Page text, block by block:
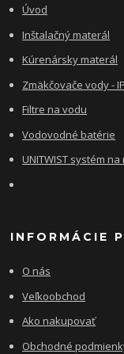
Úvod
Inštalačný materál
Kúrenársky materál
Zmäkčovače vody -
Filtre na vodu
Vodovodné batérie
UNITWIST systém
INFORMÁCIE
O nás
Veľkoobchod
Ako nakupovať
Obchodné